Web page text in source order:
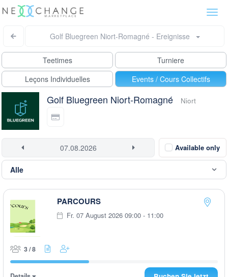
Golf Bluegreen Niort-Romagné - Ereignisse
Teetimes
Turniere
Leçons Individuelles
Events / Cours Collectifs
Golf Bluegreen Niort-Romagné Niort
Available only
PARCOURS
Fr. 07 August 2026 09:00 - 11:00
3 / 8